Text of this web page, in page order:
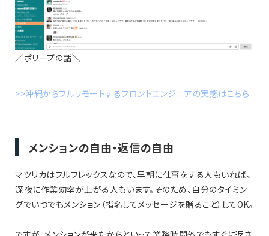
／ポリープの話＼
>>沖縄からフルリモートするフロントエンジニアの実態はこちら
メンションの自由・返信の自由
マツリカはフルフレックスなので、早朝に仕事をする人もいれば、
深夜に作業効率が上がる人もいます。そのため、自分のタイミン
グでいつでもメンション（指名してメッセージを贈ること）してOK。